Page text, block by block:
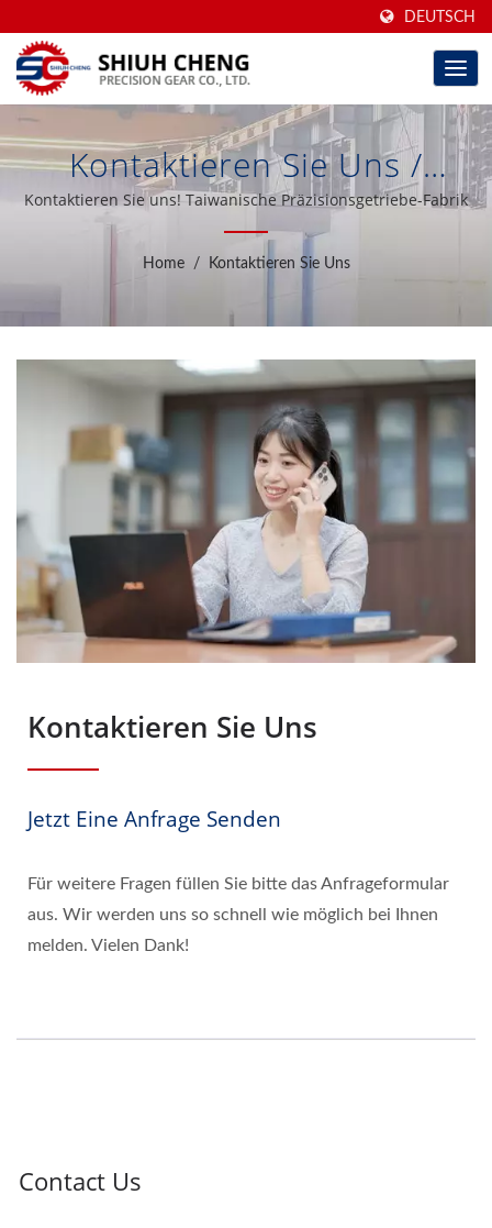
DEUTSCH
Kontaktieren Sie Uns /
Taiwanesische Hochpräzise
Geschliffene Zahnräder &
Verringerer Seit 40 Jahren |
Shiuh Cheng Precision Gear
Co., Ltd.
Kontaktieren Sie uns! Taiwanische Präzisionsgetriebe-Fabrik
Home / Kontaktieren Sie Uns
Kontaktieren Sie Uns
Jetzt Eine Anfrage Senden
Für weitere Fragen füllen Sie bitte das Anfrageformular
aus. Wir werden uns so schnell wie möglich bei Ihnen
melden. Vielen Dank!